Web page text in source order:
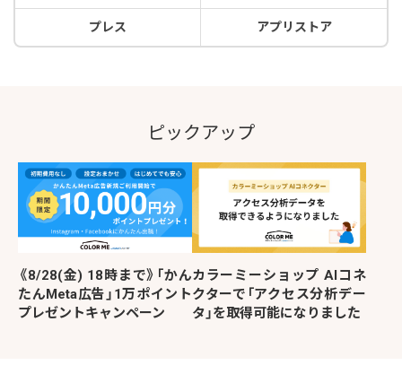
プレス アプリストア
ピックアップ
《8/28(金) 18時まで》「かん
たんMeta広告」1万ポイント
プレゼントキャンペーン
カラーミーショップ AIコネ
クターで「アクセス分析デー
タ」を取得可能になりました